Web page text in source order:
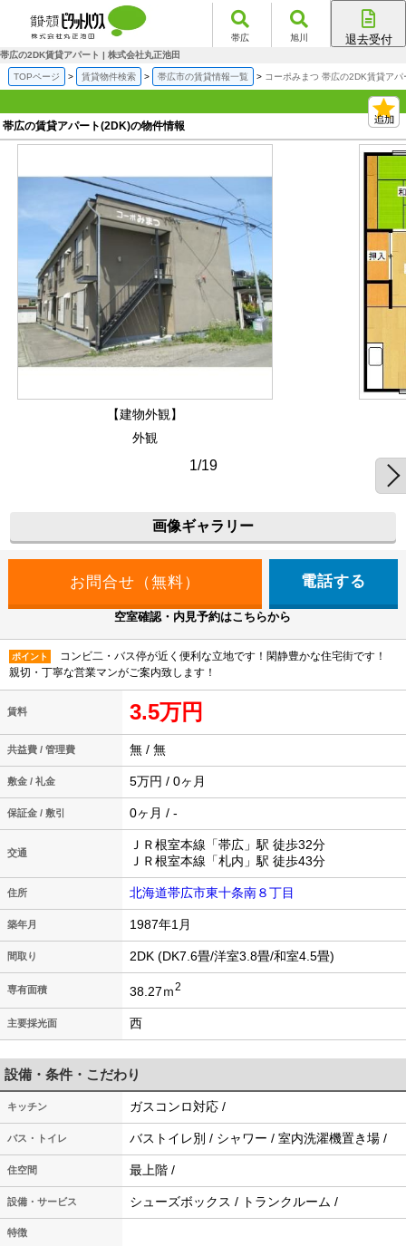
帯広 旭川 退去受付
帯広の2DK賃貸アパート | 株式会社丸正池田
TOPページ 賃貸物件検索 帯広市の賃貸情報一覧 コーポみまつ 帯広の2DK賃貸アパ
帯広の賃貸アパート(2DK)の物件情報
【建物外観】
外観
1/19
画像ギャラリー
電話する
空室確認・内見予約はこちらから
ポイント
コンビ二・バス停が近く便利な立地です！閑静豊かな住宅街です！
親切・丁寧な営業マンがご案内致します！
賃料 3.5万円
共益費 / 管理費 無 / 無
敷金 / 礼金 5万円 / 0ヶ月
保証金 / 敷引 0ヶ月 / -
交通
ＪＲ根室本線「帯広」駅 徒歩32分
ＪＲ根室本線「札内」駅 徒歩43分
住所 北海道帯広市東十条南８丁目
築年月 1987年1月
間取り 2DK (DK7.6畳/洋室3.8畳/和室4.5畳)
専有面積 38.27ｍ2
主要採光面 西
設備・条件・こだわり
キッチン ガスコンロ対応 /
バス・トイレ バストイレ別 / シャワー / 室内洗濯機置き場 /
住空間 最上階 /
設備・サービス シューズボックス / トランクルーム /
特徴